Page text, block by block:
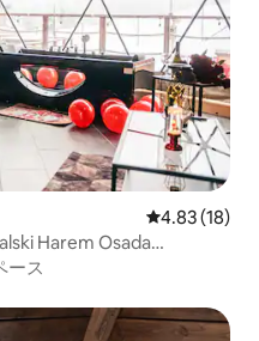
レビュー18
4.83 (18)
Harem Osada
ース